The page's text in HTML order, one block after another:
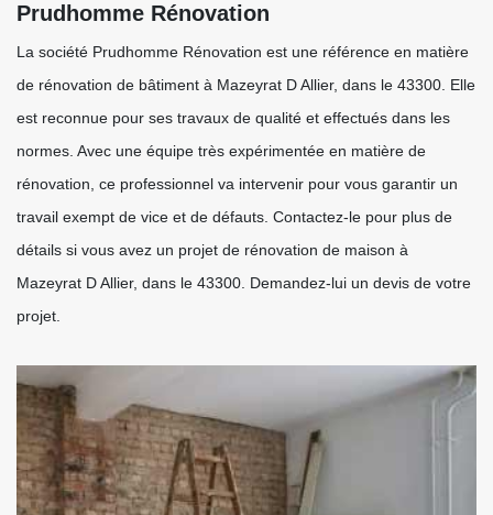
Prudhomme Rénovation
La société Prudhomme Rénovation est une référence en matière
de rénovation de bâtiment à Mazeyrat D Allier, dans le 43300. Elle
est reconnue pour ses travaux de qualité et effectués dans les
normes. Avec une équipe très expérimentée en matière de
rénovation, ce professionnel va intervenir pour vous garantir un
travail exempt de vice et de défauts. Contactez-le pour plus de
détails si vous avez un projet de rénovation de maison à
Mazeyrat D Allier, dans le 43300. Demandez-lui un devis de votre
projet.